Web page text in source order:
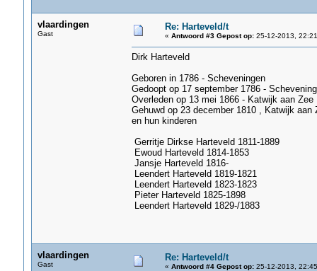
vlaardingen
Gast
Re: Harteveld/t
« Antwoord #3 Gepost op:25-12-2013,
Dirk Harteveld
Geboren in 1786 - Scheveningen
Gedoopt op 17 september 1786 -
Overleden op 13 mei 1866 - Katwijk aan
Gehuwd op 23 december 1810 , Katwijk
en hun kinderen
Gerritje Dirkse Harteveld 1811-1889
Ewoud Harteveld 1814-1853
Jansje Harteveld 1816-
Leendert Harteveld 1819-1821
Leendert Harteveld 1823-1823
Pieter Harteveld 1825-1898
Leendert Harteveld 1829-/1883
vlaardingen
Gast
Re: Harteveld/t
« Antwoord #4 Gepost op:25-12-2013,